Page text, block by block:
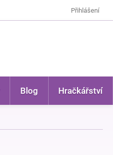
Přihlášení
Blog Hračkářství